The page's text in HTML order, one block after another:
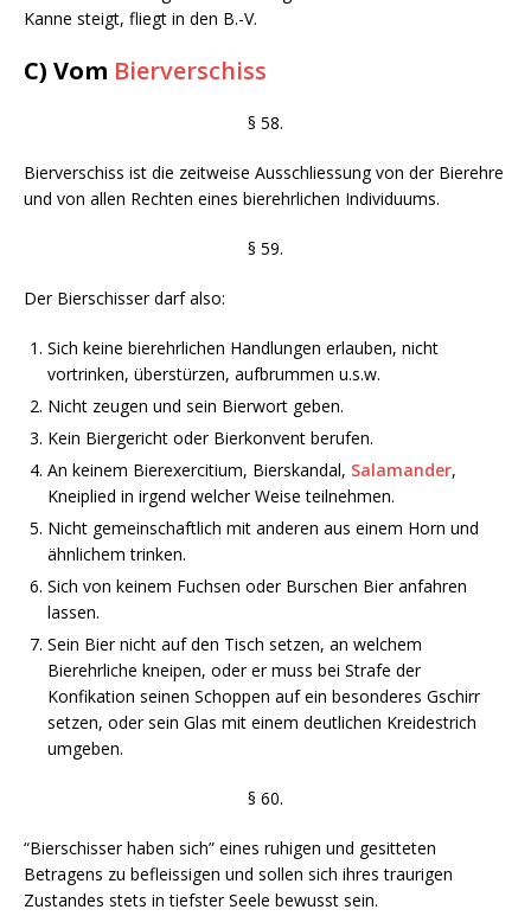
Kanne steigt, fliegt in den B.-V.
C) Vom Bierverschiss
§ 58.
Bierverschiss ist die zeitweise Ausschliessung von der Bierehre
und von allen Rechten eines bierehrlichen Individuums.
§ 59.
Der Bierschisser darf also:
Sich keine bierehrlichen Handlungen erlauben, nicht
vortrinken, überstürzen, aufbrummen u.s.w.
Nicht zeugen und sein Bierwort geben.
Kein Biergericht oder Bierkonvent berufen.
An keinem Bierexercitium, Bierskandal, Salamander,
Kneiplied in irgend welcher Weise teilnehmen.
Nicht gemeinschaftlich mit anderen aus einem Horn und
ähnlichem trinken.
Sich von keinem Fuchsen oder Burschen Bier anfahren
lassen.
Sein Bier nicht auf den Tisch setzen, an welchem
Bierehrliche kneipen, oder er muss bei Strafe der
Konfikation seinen Schoppen auf ein besonderes Gschirr
setzen, oder sein Glas mit einem deutlichen Kreidestrich
umgeben.
§ 60.
“Bierschisser haben sich” eines ruhigen und gesitteten
Betragens zu befleissigen und sollen sich ihres traurigen
Zustandes stets in tiefster Seele bewusst sein.